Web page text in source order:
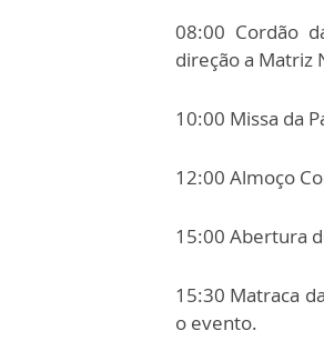
08:00 Cordão
direção a Matriz
10:00 Missa da
12:00 Almoço
15:00 Abertura
15:30 Matraca
o evento.